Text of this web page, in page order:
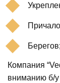
Берегов;
Компания
вниманию б/